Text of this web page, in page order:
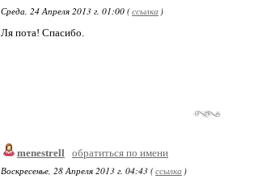
Среда, 24 Апреля 2013 г. 01:00 (ссылка )
Ля пота! Спасибо.
menestrell обратиться по имени
Воскресенье, 28 Апреля 2013 г. 04:43 (ссылка )